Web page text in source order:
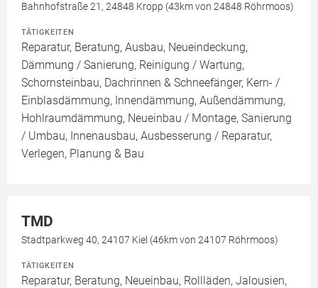
Bahnhofstraße 21, 24848 Kropp (43km von 24848 Röhrmoos)
TÄTIGKEITEN
Reparatur, Beratung, Ausbau, Neueindeckung,
Dämmung / Sanierung, Reinigung / Wartung,
Schornsteinbau, Dachrinnen & Schneefänger, Kern- /
Einblasdämmung, Innendämmung, Außendämmung,
Hohlraumdämmung, Neueinbau / Montage, Sanierung
/ Umbau, Innenausbau, Ausbesserung / Reparatur,
Verlegen, Planung & Bau
TMD
Stadtparkweg 40, 24107 Kiel (46km von 24107 Röhrmoos)
TÄTIGKEITEN
Reparatur, Beratung, Neueinbau, Rollläden, Jalousien,